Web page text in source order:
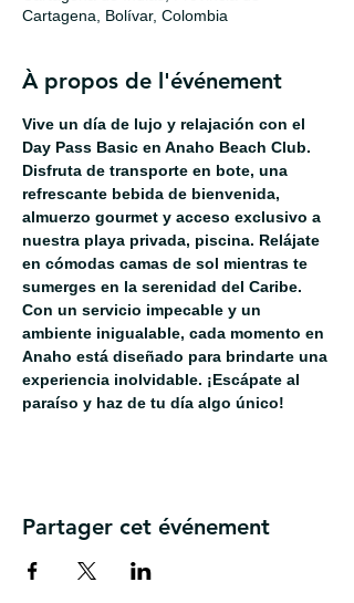
Cartagena, Bolívar, Colombia
À propos de l'événement
Vive un día de lujo y relajación con el
Day Pass Basic en Anaho Beach Club.
Disfruta de transporte en bote, una
refrescante bebida de bienvenida,
almuerzo gourmet y acceso exclusivo a
nuestra playa privada, piscina. Relájate
en cómodas camas de sol mientras te
sumerges en la serenidad del Caribe.
Con un servicio impecable y un
ambiente inigualable, cada momento en
Anaho está diseñado para brindarte una
experiencia inolvidable. ¡Escápate al
paraíso y haz de tu día algo único!
Partager cet événement